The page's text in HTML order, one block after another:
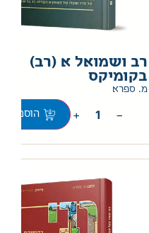
רב ושמואל א (רב)
בקומיקס
מ. ספרא
−
+ הוספה